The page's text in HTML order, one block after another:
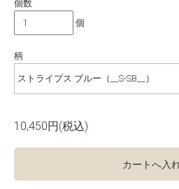
個数
個
柄
10,450円(税込)
カートへ入